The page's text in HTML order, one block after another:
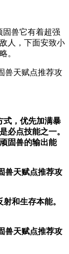
兽它有着超强
人，下面安致小
。
，优先加满暴
必点技能之一。
固兽的输出能
和生存本能。